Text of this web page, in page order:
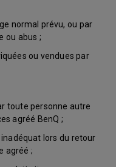
normal prévu, ou par
ou abus ;
ou vendues par
toute personne autre
agréé BenQ ;
lors du retour
agréé ;